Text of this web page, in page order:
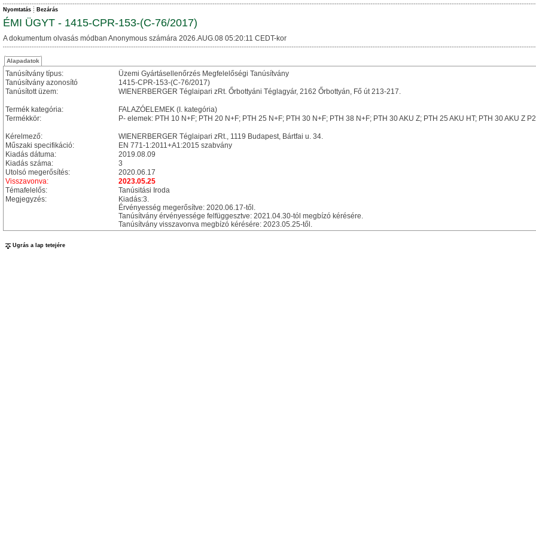
Nyomtatás Bezárás
ÉMI ÜGYT - 1415-CPR-153-(C-76/2017)
A dokumentum olvasás módban Anonymous számára 2026.AUG.08 05:20:11 CEDT-kor
Alapadatok
Tanúsítvány típus:
Üzemi Gyártásellenőrzés Megfelelőségi Tanúsítvány
Tanúsítvány azonosító
1415-CPR-153-(C-76/2017)
Tanúsított üzem:
WIENERBERGER Téglaipari zRt. Őrbottyáni Téglagyár, 2162 Őrbottyán, Fő út 213-217.
Termék kategória:
FALAZÓELEMEK (I. kategória)
Termékkör:
P- elemek: PTH 10 N+F; PTH 20 N+F; PTH 25 N+F; PTH 30 N+F; PTH 38 N+F; PTH 30 AKU Z; PTH 25 AKU HT; PTH 30 AKU Z
Kérelmező:
WIENERBERGER Téglaipari zRt., 1119 Budapest, Bártfai u. 34.
Műszaki specifikáció:
EN 771-1:2011+A1:2015 szabvány
Kiadás dátuma:
2019.08.09
Kiadás száma:
3
Utolsó megerősítés:
2020.06.17
Visszavonva:
2023.05.25
Témafelelős:
Tanúsitási Iroda
Megjegyzés:
Kiadás:3.
Érvényesség megerősítve: 2020.06.17-től.
Tanúsítvány érvényessége felfüggesztve: 2021.04.30-tól megbízó kérésére.
Tanúsítvány visszavonva megbízó kérésére: 2023.05.25-től.
Ugrás a lap tetejére